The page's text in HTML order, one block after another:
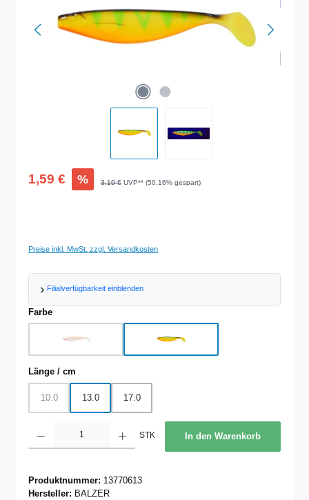
Verkaufspreis:
1,59 € % Regulärer Preis:
3,19 € UVP** (50.16% gespart)
Preise inkl. MwSt. zzgl. Versandkosten
Filialverfügbarkeit einblenden
Farbeauswählen
Orange Fire Tiger
Länge / cm
10.0
(Diese Option ist zurzeit nicht verfügbar.)
13.0 17.0
STK In den Warenkorb
Produktnummer: 13770613
Hersteller: BALZER